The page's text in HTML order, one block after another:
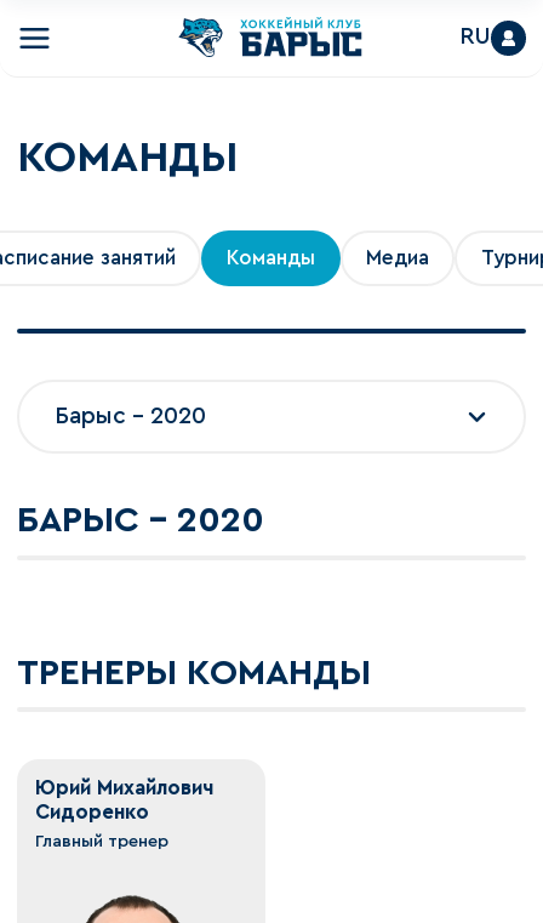
RU
КОМАНДЫ
занятий Команды Медиа
Барыс - 2020
БАРЫС - 2020
ТРЕНЕРЫ КОМАНДЫ
Юрий Михайлович
Сидоренко
Главный тренер